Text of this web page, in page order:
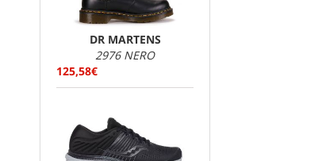
DR MARTENS
2976 NERO
125,58€